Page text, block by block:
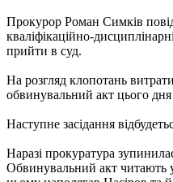
Прокурор Роман Симків
кваліфікаційно-
прийти в суд.
На розгляд клопотань
обвинувальний акт цього
Наступне засідання
Наразі прокуратура
Обвинувальний акт читають